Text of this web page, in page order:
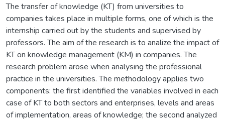
The transfer of knowledge (KT) from universities to
companies takes place in multiple forms, one of which is the
internship carried out by the students and supervised by
professors. The aim of the research is to analize the impact of
KT on knowledge management (KM) in companies. The
research problem arose when analysing the professional
practice in the universities. The methodology applies two
components: the first identified the variables involved in each
case of KT to both sectors and enterprises, levels and areas
of implementation, areas of knowledge; the second analyzed